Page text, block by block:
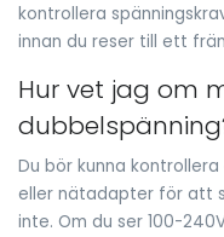
kontrollera
innan du reser till ett
Hur vet jag om
Du bör kunna
eller nätadapter för att
inte. Om du ser 100-